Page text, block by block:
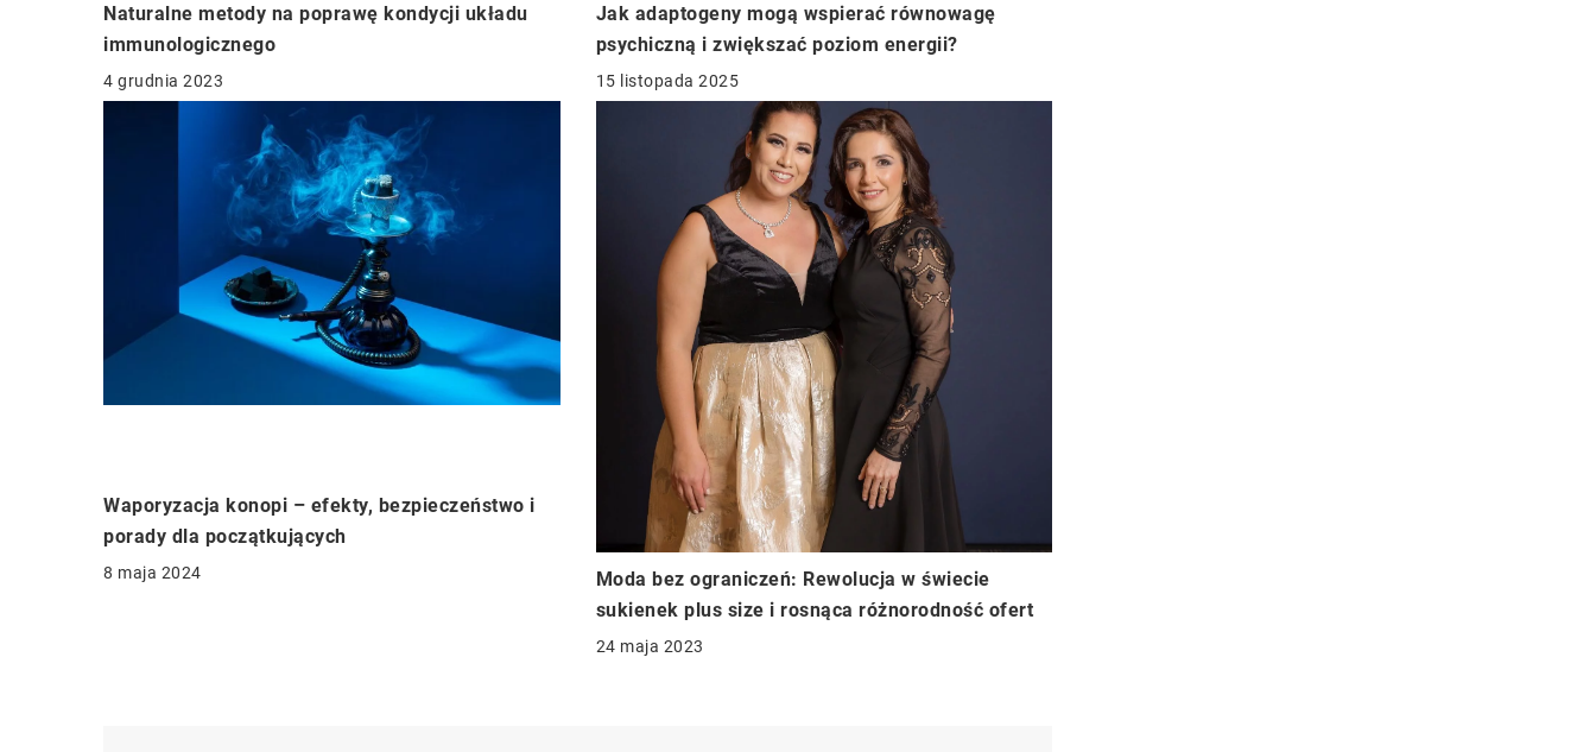
Naturalne metody na poprawę kondycji układu
immunologicznego
4 grudnia 2023
Jak adaptogeny mogą wspierać równowagę
psychiczną i zwiększać poziom energii?
15 listopada 2025
Waporyzacja konopi – efekty, bezpieczeństwo i
porady dla początkujących
8 maja 2024
Moda bez ograniczeń: Rewolucja w świecie
sukienek plus size i rosnąca różnorodność ofert
24 maja 2023